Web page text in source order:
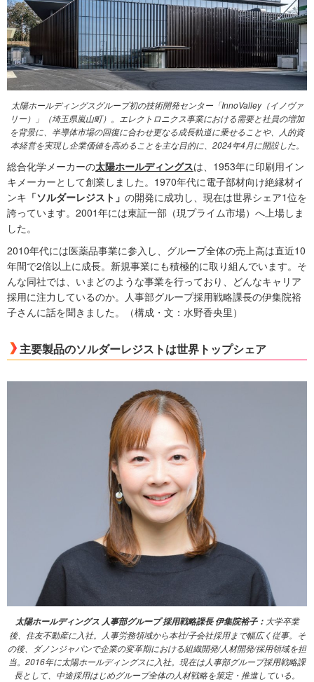
太陽ホールディングスグループ初の技術開発センター「InnoValley（イノヴァ
リー）」（埼玉県嵐山町）。エレクトロニクス事業における需要と社員の増加
を背景に、半導体市場の回復に合わせ更なる成長軌道に乗せることや、人的資
本経営を実現し企業価値を高めることを主な目的に、2024年4月に開設した。
総合化学メーカーの太陽ホールディングスは、1953年に印刷用イン
キメーカーとして創業しました。1970年代に電子部材向け絶縁材イ
ンキ 「ソルダーレジスト」 の開発に成功し、現在は世界シェア1位を
誇っています。2001年には東証一部（現プライム市場）へ上場しま
した。
2010年代には医薬品事業に参入し、グループ全体の売上高は直近10
年間で2倍以上に成長。新規事業にも積極的に取り組んでいます。そ
んな同社では、いまどのような事業を行っており、どんなキャリア
採用に注力しているのか。人事部グループ採用戦略課長の伊集院裕
子さんに話を聞きました。（構成・文：水野香央里）
主要製品のソルダーレジストは世界トップシェア
太陽ホールディングス 人事部グループ 採用戦略課長 伊集院裕子： 大学卒業
後、住友不動産に入社。人事労務領域から本社/子会社採用まで幅広く従事。そ
の後、ダノンジャパンで企業の変革期における組織開発/人材開発/採用領域を担
当。2016年に太陽ホールディングスに入社。現在は人事部グループ採用戦略課
長として、中途採用はじめグループ全体の人材戦略を策定・推進している。